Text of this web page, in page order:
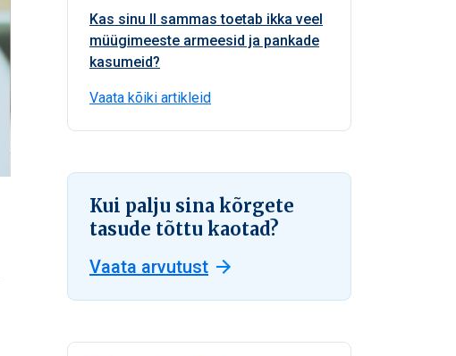
Kas sinu II sammas toetab ikka veel
müügimeeste armeesid ja pankade
kasumeid?
Vaata kõiki artikleid
Kui palju sina kõrgete
tasude tõttu kaotad?
Vaata arvutust